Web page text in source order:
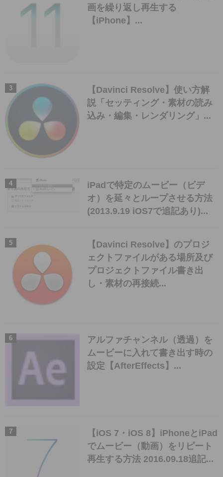
画を繰り返し再生する
【iPhone】...
【Davinci Resolve】使い方解
説「セッティング・素材の読み
込み・編集・レンダリング」...
iPadで特定のムービー（ビデ
オ）を延々とループさせる方法
(2013.9.19 iOS7で追記あり)...
【Davinci Resolve】のプロジ
ェクトファイルがある場所及び
プロジェクトファイル書き出
し・素材の再接続...
アルファチャンネル（透過）を
ムービーに入れて書き出す時の
設定【AfterEffects】...
【iOS 7・iOS 8】iPhoneとiPad
でムービー（動画）をリピート
再生する方法 2016.09.18追記...